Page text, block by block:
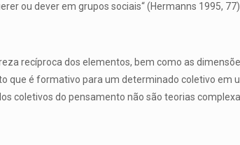
ou dever em grupos sociais“ (Hermanns 1995, 77).
recíproca dos elementos, bem como as
que é formativo para um determinado coletivo em
coletivos do pensamento não são teorias